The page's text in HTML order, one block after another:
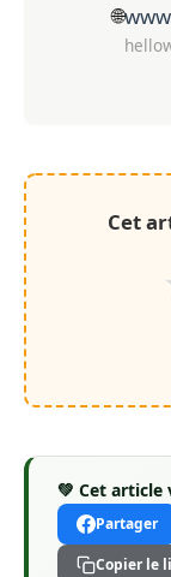
🌐
Cet
💚 Cet article
Partager
Copier le